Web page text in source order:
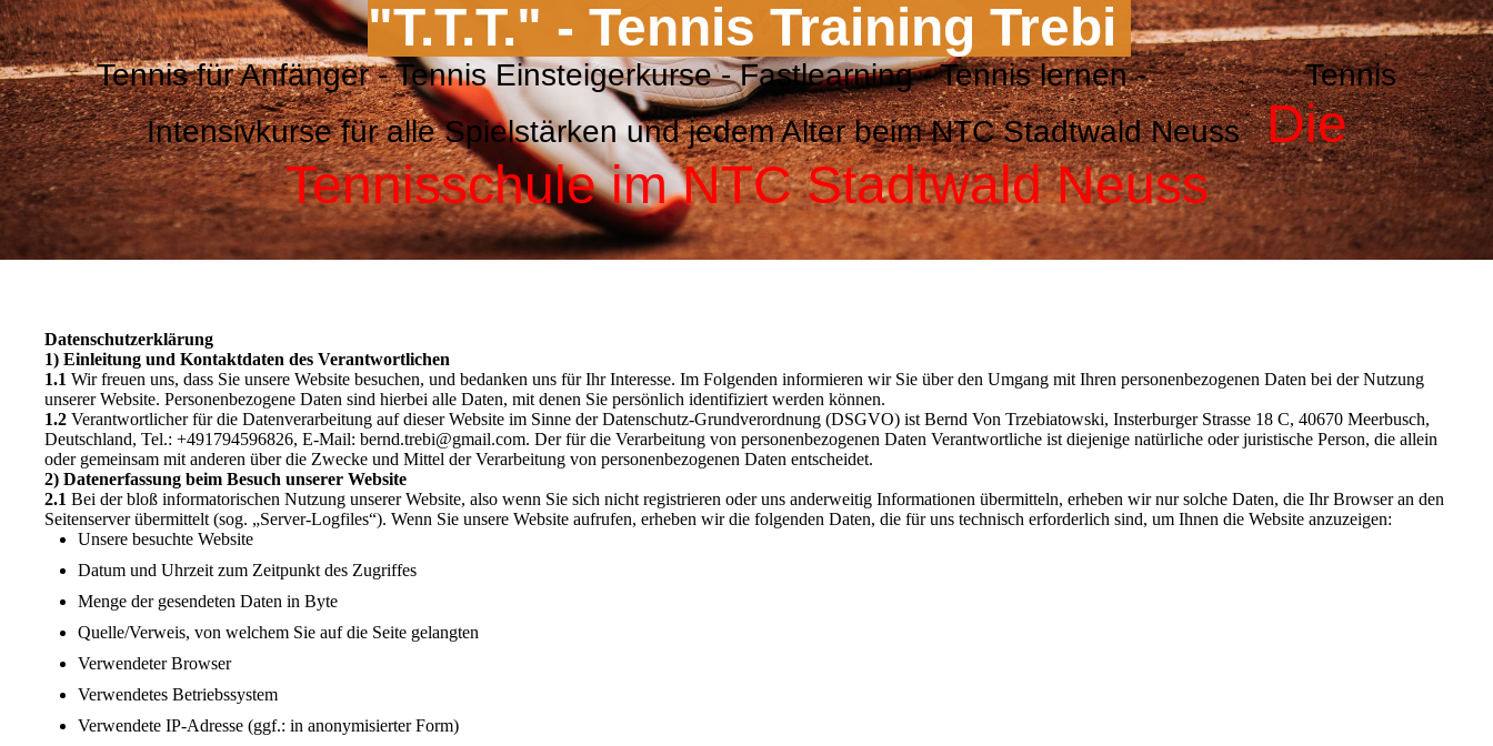
"T.T.T." - Tennis Training Trebi
Tennis für Anfänger - Tennis Einsteigerkurse - Fastlearning - Tennis lernen - Tennis
Intensivkurse für alle Spielstärken und jedem Alter beim NTC Stadtwald NeussDie
Tennisschule im NTC Stadtwald Neuss
Datenschutzerklärung
1) Einleitung und Kontaktdaten des Verantwortlichen
1.1 Wir freuen uns, dass Sie unsere Website besuchen, und bedanken uns für Ihr Interesse. Im Folgenden informieren wir Sie über den Umgang mit Ihren personenbezogenen Daten bei der Nutzung
unserer Website. Personenbezogene Daten sind hierbei alle Daten, mit denen Sie persönlich identifiziert werden können.
1.2 Verantwortlicher für die Datenverarbeitung auf dieser Website im Sinne der Datenschutz-Grundverordnung (DSGVO) ist Bernd Von Trzebiatowski, Insterburger Strasse 18 C, 40670 Meerbusch,
Deutschland, Tel.: +491794596826, E-Mail: bernd.trebi@gmail.com. Der für die Verarbeitung von personenbezogenen Daten Verantwortliche ist diejenige natürliche oder juristische Person, die allein
oder gemeinsam mit anderen über die Zwecke und Mittel der Verarbeitung von personenbezogenen Daten entscheidet.
2) Datenerfassung beim Besuch unserer Website
2.1 Bei der bloß informatorischen Nutzung unserer Website, also wenn Sie sich nicht registrieren oder uns anderweitig Informationen übermitteln, erheben wir nur solche Daten, die Ihr Browser an den
Seitenserver übermittelt (sog. „Server-Logfiles“). Wenn Sie unsere Website aufrufen, erheben wir die folgenden Daten, die für uns technisch erforderlich sind, um Ihnen die Website anzuzeigen:
Unsere besuchte Website
Datum und Uhrzeit zum Zeitpunkt des Zugriffes
Menge der gesendeten Daten in Byte
Quelle/Verweis, von welchem Sie auf die Seite gelangten
Verwendeter Browser
Verwendetes Betriebssystem
Verwendete IP-Adresse (ggf.: in anonymisierter Form)